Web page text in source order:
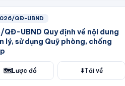
QĐ-UBND
UBND Quy định về nội dung
lý, sử dụng Quỹ phòng, chống
🗺️Lược đồ ⬇️Tải về